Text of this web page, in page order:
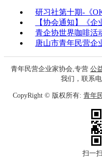
青企协世界咖啡活
唐山市青年民营企
青年民营企业家协会,专营 公
我们，联系电
CopyRight © 版权所有:青年
扫一